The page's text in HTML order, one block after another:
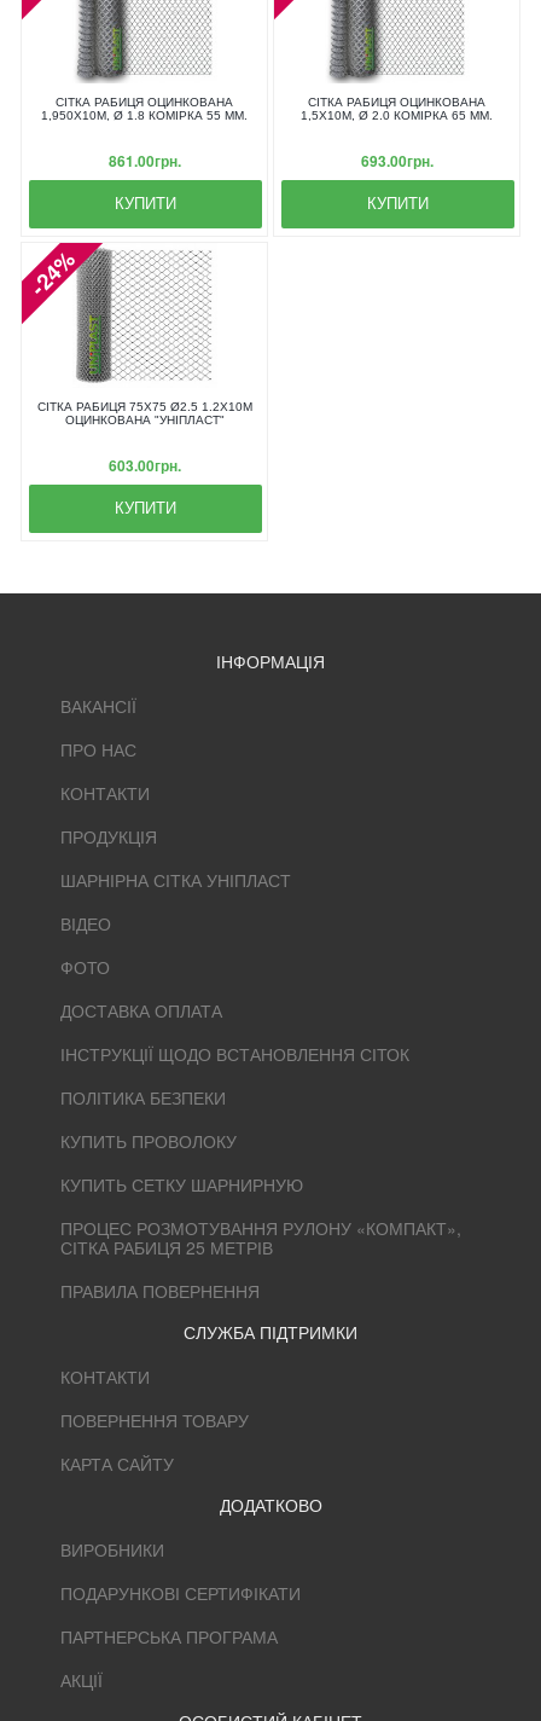
СІТКА РАБИЦЯ ОЦИНКОВАНА
1,950X10М, Ø 1.8 КОМІРКА 55 ММ.
861.00грн.
КУПИТИ
СІТКА РАБИЦЯ ОЦИНКОВАНА
1,5X10М, Ø 2.0 КОМІРКА 65 ММ.
693.00грн.
КУПИТИ
-24%
СІТКА РАБИЦЯ 75Х75 Ø2.5 1.2Х10М
ОЦИНКОВАНА "УНІПЛАСТ"
603.00грн.
КУПИТИ
ІНФОРМАЦІЯ
ВАКАНСІЇ
ПРО НАС
КОНТАКТИ
ПРОДУКЦІЯ
ШАРНІРНА СІТКА УНІПЛАСТ
ВІДЕО
ФОТО
ДОСТАВКА ОПЛАТА
ІНСТРУКЦІЇ ЩОДО ВСТАНОВЛЕННЯ СІТОК
ПОЛІТИКА БЕЗПЕКИ
КУПИТЬ ПРОВОЛОКУ
КУПИТЬ СЕТКУ ШАРНИРНУЮ
ПРОЦЕС РОЗМОТУВАННЯ РУЛОНУ «КОМПАКТ»,
СІТКА РАБИЦЯ 25 МЕТРІВ
ПРАВИЛА ПОВЕРНЕННЯ
СЛУЖБА ПІДТРИМКИ
КОНТАКТИ
ПОВЕРНЕННЯ ТОВАРУ
КАРТА САЙТУ
ДОДАТКОВО
ВИРОБНИКИ
ПОДАРУНКОВІ СЕРТИФІКАТИ
ПАРТНЕРСЬКА ПРОГРАМА
АКЦІЇ